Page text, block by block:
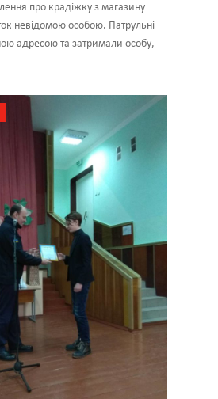
про крадіжку з магазину
невідомою особою. Патрульні
адресою та затримали особу,